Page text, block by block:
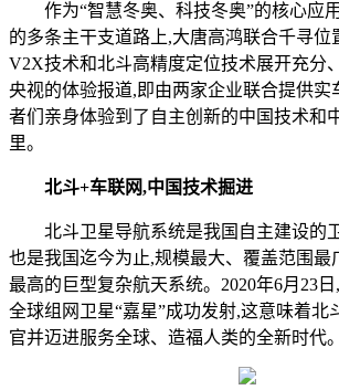
作为“智慧冬奥、科技冬奥”的核心应
的多条主干支道路上,大唐高鸿联合千寻位
V2X技术和北斗高精度定位技术展开充分
央视的体验报道,即由两家企业联合提供实
者们亲身体验到了自主创新的中国技术和
里。
北斗+车联网,中国技术掘进
北斗卫星导航系统是我国自主建设的
也是我国迄今为止,规模最大、覆盖范围最
最高的巨型复杂航天系统。2020年6月23
全球组网卫星“嘉星”成功发射,这意味着北
官并迈进服务全球、造福人类的全新时代。